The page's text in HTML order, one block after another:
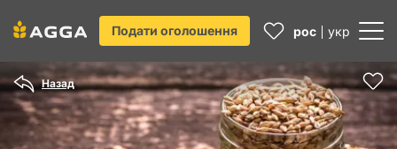
Подати оголошення рос укр
Назад